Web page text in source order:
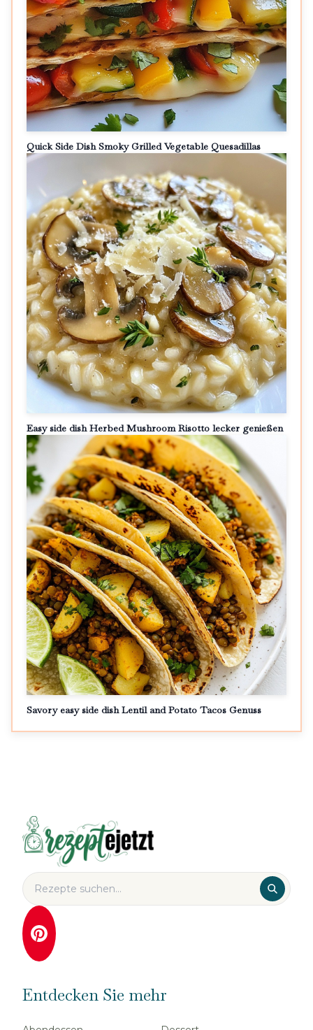
Quick Side Dish Smoky Grilled Vegetable Quesadillas
Easy side dish Herbed Mushroom Risotto lecker genießen
Savory easy side dish Lentil and Potato Tacos Genuss
Entdecken Sie mehr